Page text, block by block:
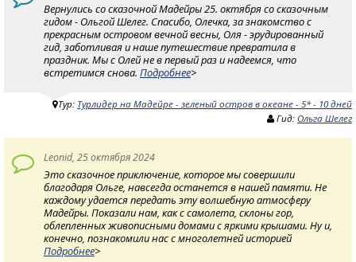
Вернулись со сказочной Мадейры 25. октября со сказочным
гидом - Ольгой Шелег. Спасибо, Олечка, за знакомство с
прекрасным островом вечной весны, Оля - эрудированный
гид, заботливая и наше путешествие превратила в
праздник. Мы с Олей не в первый раз и надеемся, что
встретимся снова. Подробнее>
Тур: Турлидер на Мадейре - зеленый остров в океане - 5* - 10 дней
Гид: Ольга Шелег
Leonid, 25 октября 2024
Это сказочное приключение, которое мы совершили
благодаря Ольге, навсегда останется в нашей памяти. Не
каждому удается передать эту волшебную атмосферу
Мадейры. Показали нам, как с самолета, склоны гор,
облепленных живописными домами с яркими крышами. Ну и,
конечно, познакомили нас с многолетней историей
Подробнее>